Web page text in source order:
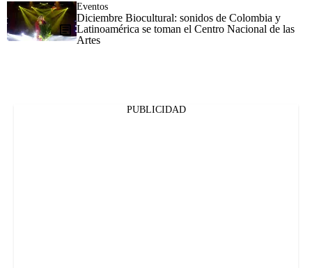
Eventos
Diciembre Biocultural: sonidos de Colombia y
Latinoamérica se toman el Centro Nacional de las
Artes
PUBLICIDAD